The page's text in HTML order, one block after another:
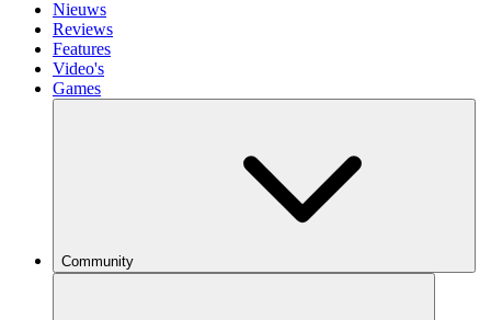
Nieuws
Reviews
Features
Video's
Games
Community